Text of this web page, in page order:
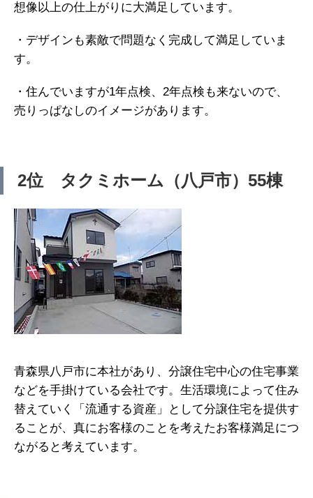
想像以上の仕上がりに大満足しています。
・デザインも素敵で問題なく完成して満足していま
す。
・住んでいますが1年点検、2年点検も来ないので、
売りっぱなしのイメージがあります。
2位 タクミホーム（八戸市）55棟
青森県八戸市に本社があり、分譲住宅中心の住宅事業
などを手掛けている会社です。生活環境によって住み
替えていく「流通する資産」として分譲住宅を提供す
ることが、真にお客様のことを考えたお客様満足につ
ながると考えています。